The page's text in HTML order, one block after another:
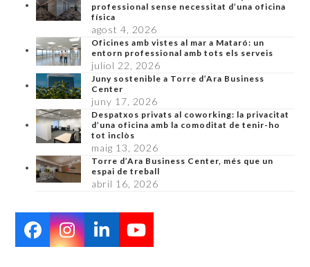
professional sense necessitat d’una oficina
física
agost 4, 2026
Oficines amb vistes al mar a Mataró: un
entorn professional amb tots els serveis
juliol 22, 2026
Juny sostenible a Torre d’Ara Business
Center
juny 17, 2026
Despatxos privats al coworking: la privacitat
d’una oficina amb la comoditat de tenir-ho
tot inclòs
maig 13, 2026
Torre d’Ara Business Center, més que un
espai de treball
abril 16, 2026
Facebook
Instagram
LinkedInYouTube